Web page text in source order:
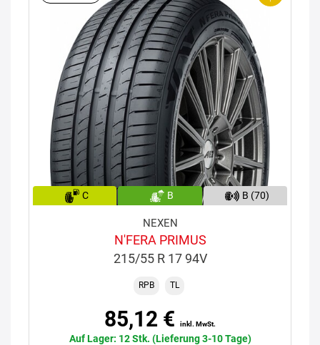
C B B (70)
NEXEN
N'FERA PRIMUS
215/55 R 17 94V
RPB TL
85,12 € inkl. MwSt.
Auf Lager: 12 Stk. (Lieferung 3-10 Tage)